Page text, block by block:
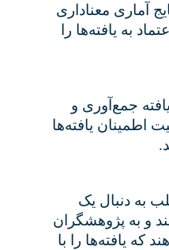
آماری معناداری
به یافته‌ها را
جمع‌آوری و
اطمینان یافته‌ها
.
به دنبال یک
و به پژوهشگران
که یافته‌ها را با